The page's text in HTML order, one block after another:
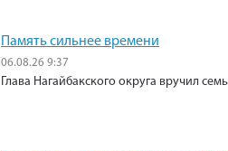
Память сильнее времени
06.08.26 9:37
Глава Нагайбакского округа вручил